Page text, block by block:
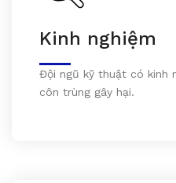
Kinh nghiệm
Đội ngũ kỹ thuật có kinh
côn trùng gây hại.